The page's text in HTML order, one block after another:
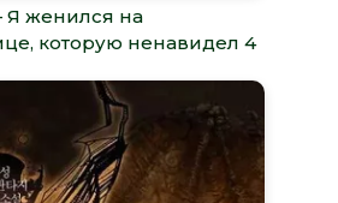
Я женился на
которую ненавидел 4